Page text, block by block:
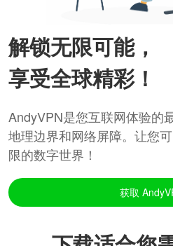
解锁无限可能，
享受全球精彩！
AndyVPN是您互联网体验的
地理边界和网络屏障。让您
限的数字世界！
获取